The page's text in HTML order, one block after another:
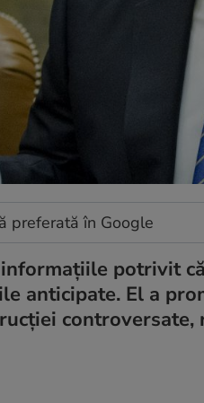
preferată în Google
potrivit
anticipate. El a
controversate,